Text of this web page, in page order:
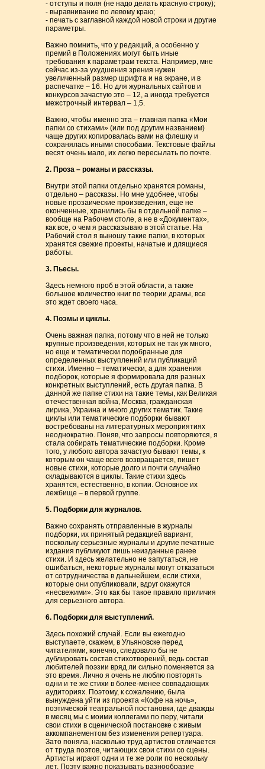
- отступы и поля (не надо делать красную строку);
- выравнивание по левому краю;
- печать с заглавной каждой новой строки и другие
параметры.
Важно помнить, что у редакций, а особенно у
премий в Положениях могут быть иные
требования к параметрам текста. Например, мне
сейчас из-за ухудшения зрения нужен
увеличенный размер шрифта и на экране, и в
распечатке – 16. Но для журнальных сайтов и
конкурсов зачастую это – 12, а иногда требуется
межстрочный интервал – 1,5.
Важно, чтобы именно эта – главная папка «Мои
папки со стихами» (или под другим названием)
чаще других копировалась вами на флешку и
сохранялась иными способами. Текстовые файлы
весят очень мало, их легко пересылать по почте.
2. Проза – романы и рассказы.
Внутри этой папки отдельно хранятся романы,
отдельно – рассказы. Но мне удобнее, чтобы
новые прозаические произведения, еще не
оконченные, хранились бы в отдельной папке –
вообще на Рабочем столе, а не в «Документах»,
как все, о чем я рассказываю в этой статье. На
Рабочий стол я выношу такие папки, в которых
хранятся свежие проекты, начатые и длящиеся
работы.
3. Пьесы.
Здесь немного проб в этой области, а также
большое количество книг по теории драмы, все
это ждет своего часа.
4. Поэмы и циклы.
Очень важная папка, потому что в ней не только
крупные произведения, которых не так уж много,
но еще и тематически подобранные для
определенных выступлений или публикаций
стихи. Именно – тематически, а для хранения
подборок, которые я формировала для разных
конкретных выступлений, есть другая папка. В
данной же папке стихи на такие темы, как Великая
отечественная война, Москва, гражданская
лирика, Украина и много других тематик. Такие
циклы или тематические подборки бывают
востребованы на литературных мероприятиях
неоднократно. Поняв, что запросы повторяются, я
стала собирать тематические подборки. Кроме
того, у любого автора зачастую бывают темы, к
которым он чаще всего возвращается, пишет
новые стихи, которые долго и почти случайно
складываются в циклы. Такие стихи здесь
хранятся, естественно, в копии. Основное их
лежбище – в первой группе.
5. Подборки для журналов.
Важно сохранять отправленные в журналы
подборки, их принятый редакцией вариант,
поскольку серьезные журналы и другие печатные
издания публикуют лишь неизданные ранее
стихи. И здесь желательно не запутаться, не
ошибаться, некоторые журналы могут отказаться
от сотрудничества в дальнейшем, если стихи,
которые они опубликовали, вдруг окажутся
«несвежими». Это как бы такое правило приличия
для серьезного автора.
6. Подборки для выступлений.
Здесь похожий случай. Если вы ежегодно
выступаете, скажем, в Ульяновске перед
читателями, конечно, следовало бы не
дублировать состав стихотворений, ведь состав
любителей поэзии вряд ли сильно поменяется за
это время. Лично я очень не люблю повторять
одни и те же стихи в более-менее совпадающих
аудиториях. Поэтому, к сожалению, была
вынуждена уйти из проекта «Кофе на ночь»,
поэтической театральной постановки, где дважды
в месяц мы с моими коллегами по перу, читали
свои стихи в сценической постановке с живым
аккомпанементом без изменения репертуара.
Зато поняла, насколько труд артистов отличается
от труда поэтов, читающих свои стихи со сцены.
Артисты играют одни и те же роли по нескольку
лет. Поэту важно показывать разнообразие